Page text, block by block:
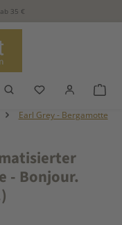
35 €
anzeigen
Du hast 0
Earl Grey - Bergamotte
- Bonjour.